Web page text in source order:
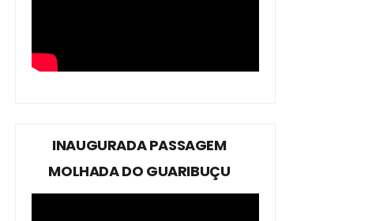
INAUGURADA PASSAGEM
MOLHADA DO GUARIBUÇU